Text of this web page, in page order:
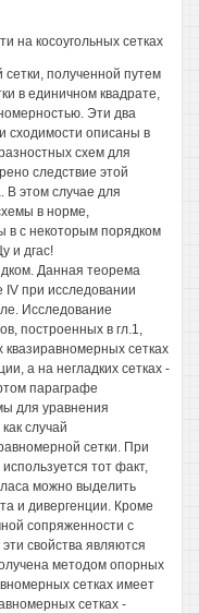
на косоугольных сетках
сетки, полученной путем
в единичном квадрате,
Эти два
сходимости описаны в
схем для
следствие этой
В этом случае для
в норме,
в с некоторым порядком
и дгас!
Данная теорема
IV при исследовании
Исследование
построенных в гл.1,
квазиравномерных сетках
а на негладких сетках -
параграфе
для уравнения
случай
сетки. При
тот факт,
можно выделить
и дивергенции. Кроме
сопряженности с
свойства являются
методом опорных
сетках имеет
сетках -